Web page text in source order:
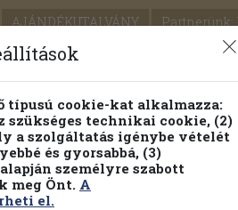
AJÁNDÉKUTALVÁNY Partnerünk:
SEGÍTSÉG
FENNTARTHATÓ
kereső Témaköri fa
típusú cookie-kat alkalmazza:
szükséges technikai cookie, (2)
a szolgáltatás igénybe vételét
és gyorsabbá, (3)
személyre szabott
meg Önt. A
el.